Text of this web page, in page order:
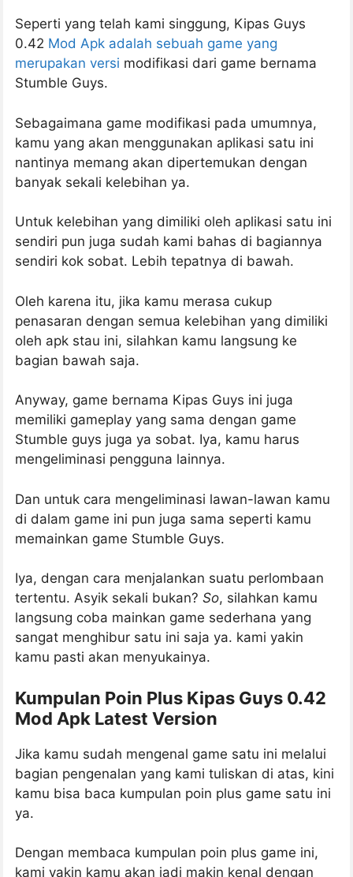
Seperti yang telah kami singgung, Kipas Guys
0.42 Mod Apk adalah sebuah game yang
merupakan versi modifikasi dari game bernama
Stumble Guys.
Sebagaimana game modifikasi pada umumnya,
kamu yang akan menggunakan aplikasi satu ini
nantinya memang akan dipertemukan dengan
banyak sekali kelebihan ya.
Untuk kelebihan yang dimiliki oleh aplikasi satu ini
sendiri pun juga sudah kami bahas di bagiannya
sendiri kok sobat. Lebih tepatnya di bawah.
Oleh karena itu, jika kamu merasa cukup
penasaran dengan semua kelebihan yang dimiliki
oleh apk stau ini, silahkan kamu langsung ke
bagian bawah saja.
Anyway, game bernama Kipas Guys ini juga
memiliki gameplay yang sama dengan game
Stumble guys juga ya sobat. Iya, kamu harus
mengeliminasi pengguna lainnya.
Dan untuk cara mengeliminasi lawan-lawan kamu
di dalam game ini pun juga sama seperti kamu
memainkan game Stumble Guys.
Iya, dengan cara menjalankan suatu perlombaan
tertentu. Asyik sekali bukan? So, silahkan kamu
langsung coba mainkan game sederhana yang
sangat menghibur satu ini saja ya. kami yakin
kamu pasti akan menyukainya.
Kumpulan Poin Plus Kipas Guys 0.42
Mod Apk Latest Version
Jika kamu sudah mengenal game satu ini melalui
bagian pengenalan yang kami tuliskan di atas, kini
kamu bisa baca kumpulan poin plus game satu ini
ya.
Dengan membaca kumpulan poin plus game ini,
kami yakin kamu akan jadi makin kenal dengan